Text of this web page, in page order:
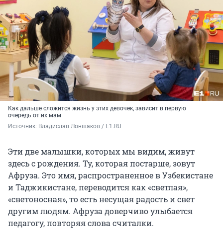
Как дальше сложится жизнь у этих девочек, зависит в первую
очередь от их мам
Источник: Владислав Лоншаков / E1.RU
Эти две малышки, которых мы видим, живут
здесь с рождения. Ту, которая постарше, зовут
Афруза. Это имя, распространенное в Узбекистане
и Таджикистане, переводится как «светлая»,
«светоносная», то есть несущая радость и свет
другим людям. Афруза доверчиво улыбается
педагогу, повторяя слова считалки.